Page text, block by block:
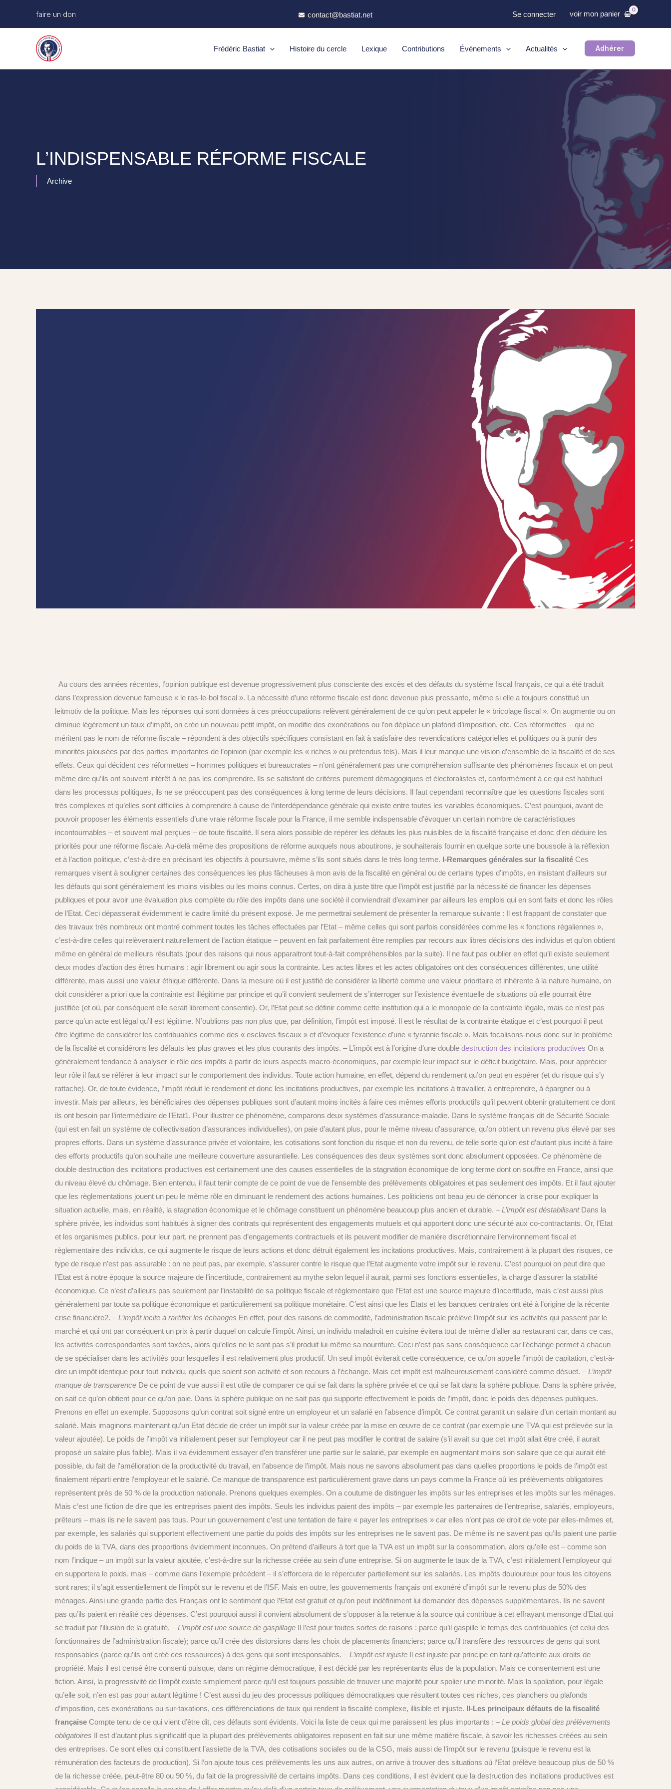
faire un don contact@bastiat.net Se connecter voir mon panier
Frédéric Bastiat Histoire du cercle Lexique Contributions Évènements Actualités Adhérer
L’INDISPENSABLE RÉFORME FISCALE
Archive
Au cours des années récentes, l’opinion publique est devenue progressivement plus consciente des excès et des défauts du système fiscal français, ce qui a été traduit
dans l’expression devenue fameuse « le ras-le-bol fiscal ». La nécessité d’une réforme fiscale est donc devenue plus pressante, même si elle a toujours constitué un
leitmotiv de la politique. Mais les réponses qui sont données à ces préoccupations relèvent généralement de ce qu’on peut appeler le « bricolage fiscal ». On augmente ou on
diminue légèrement un taux d’impôt, on crée un nouveau petit impôt, on modifie des exonérations ou l’on déplace un plafond d’imposition, etc. Ces réformettes – qui ne
méritent pas le nom de réforme fiscale – répondent à des objectifs spécifiques consistant en fait à satisfaire des revendications catégorielles et politiques ou à punir des
minorités jalousées par des parties importantes de l’opinion (par exemple les « riches » ou prétendus tels). Mais il leur manque une vision d’ensemble de la fiscalité et de ses
effets. Ceux qui décident ces réformettes – hommes politiques et bureaucrates – n’ont généralement pas une compréhension suffisante des phénomènes fiscaux et on peut
même dire qu’ils ont souvent intérêt à ne pas les comprendre. Ils se satisfont de critères purement démagogiques et électoralistes et, conformément à ce qui est habituel
dans les processus politiques, ils ne se préoccupent pas des conséquences à long terme de leurs décisions. Il faut cependant reconnaître que les questions fiscales sont
très complexes et qu’elles sont difficiles à comprendre à cause de l’interdépendance générale qui existe entre toutes les variables économiques. C’est pourquoi, avant de
pouvoir proposer les éléments essentiels d’une vraie réforme fiscale pour la France, il me semble indispensable d’évoquer un certain nombre de caractéristiques
incontournables – et souvent mal perçues – de toute fiscalité. Il sera alors possible de repérer les défauts les plus nuisibles de la fiscalité française et donc d’en déduire les
priorités pour une réforme fiscale. Au-delà même des propositions de réforme auxquels nous aboutirons, je souhaiterais fournir en quelque sorte une boussole à la réflexion
et à l’action politique, c’est-à-dire en précisant les objectifs à poursuivre, même s’ils sont situés dans le très long terme. I-Remarques générales sur la fiscalitéCes
remarques visent à souligner certaines des conséquences les plus fâcheuses à mon avis de la fiscalité en général ou de certains types d’impôts, en insistant d’ailleurs sur
les défauts qui sont généralement les moins visibles ou les moins connus. Certes, on dira à juste titre que l’impôt est justifié par la nécessité de financer les dépenses
publiques et pour avoir une évaluation plus complète du rôle des impôts dans une société il conviendrait d’examiner par ailleurs les emplois qui en sont faits et donc les rôles
de l’Etat. Ceci dépasserait évidemment le cadre limité du présent exposé. Je me permettrai seulement de présenter la remarque suivante : Il est frappant de constater que
des travaux très nombreux ont montré comment toutes les tâches effectuées par l’Etat – même celles qui sont parfois considérées comme les « fonctions régaliennes »,
c’est-à-dire celles qui relèveraient naturellement de l’action étatique – peuvent en fait parfaitement être remplies par recours aux libres décisions des individus et qu’on obtient
même en général de meilleurs résultats (pour des raisons qui nous apparaitront tout-à-fait compréhensibles par la suite). Il ne faut pas oublier en effet qu’il existe seulement
deux modes d’action des êtres humains : agir librement ou agir sous la contrainte. Les actes libres et les actes obligatoires ont des conséquences différentes, une utilité
différente, mais aussi une valeur éthique différente. Dans la mesure où il est justifié de considérer la liberté comme une valeur prioritaire et inhérente à la nature humaine, on
doit considérer a priori que la contrainte est illégitime par principe et qu’il convient seulement de s’interroger sur l’existence éventuelle de situations où elle pourrait être
justifiée (et où, par conséquent elle serait librement consentie). Or, l’Etat peut se définir comme cette institution qui a le monopole de la contrainte légale, mais ce n’est pas
parce qu’un acte est légal qu’il est légitime. N’oublions pas non plus que, par définition, l’impôt est imposé. Il est le résultat de la contrainte étatique et c’est pourquoi il peut
être légitime de considérer les contribuables comme des « esclaves fiscaux » et d’évoquer l’existence d’une « tyrannie fiscale ». Mais focalisons-nous donc sur le problème
de la fiscalité et considérons les défauts les plus graves et les plus courants des impôts. – L’impôt est à l’origine d’une double destruction des incitations productives On a
généralement tendance à analyser le rôle des impôts à partir de leurs aspects macro-économiques, par exemple leur impact sur le déficit budgétaire. Mais, pour apprécier
leur rôle il faut se référer à leur impact sur le comportement des individus. Toute action humaine, en effet, dépend du rendement qu’on peut en espérer (et du risque qui s’y
rattache). Or, de toute évidence, l’impôt réduit le rendement et donc les incitations productives, par exemple les incitations à travailler, à entreprendre, à épargner ou à
investir. Mais par ailleurs, les bénéficiaires des dépenses publiques sont d’autant moins incités à faire ces mêmes efforts productifs qu’il peuvent obtenir gratuitement ce dont
ils ont besoin par l’intermédiaire de l’Etat1. Pour illustrer ce phénomène, comparons deux systèmes d’assurance-maladie. Dans le système français dit de Sécurité Sociale
(qui est en fait un système de collectivisation d’assurances individuelles), on paie d’autant plus, pour le même niveau d’assurance, qu’on obtient un revenu plus élevé par ses
propres efforts. Dans un système d’assurance privée et volontaire, les cotisations sont fonction du risque et non du revenu, de telle sorte qu’on est d’autant plus incité à faire
des efforts productifs qu’on souhaite une meilleure couverture assurantielle. Les conséquences des deux systèmes sont donc absolument opposées. Ce phénomène de
double destruction des incitations productives est certainement une des causes essentielles de la stagnation économique de long terme dont on souffre en France, ainsi que
du niveau élevé du chômage. Bien entendu, il faut tenir compte de ce point de vue de l’ensemble des prélèvements obligatoires et pas seulement des impôts. Et il faut ajouter
que les règlementations jouent un peu le même rôle en diminuant le rendement des actions humaines. Les politiciens ont beau jeu de dénoncer la crise pour expliquer la
situation actuelle, mais, en réalité, la stagnation économique et le chômage constituent un phénomène beaucoup plus ancien et durable. – L’impôt est déstabilisantDans la
sphère privée, les individus sont habitués à signer des contrats qui représentent des engagements mutuels et qui apportent donc une sécurité aux co-contractants. Or, l’Etat
et les organismes publics, pour leur part, ne prennent pas d’engagements contractuels et ils peuvent modifier de manière discrétionnaire l’environnement fiscal et
règlementaire des individus, ce qui augmente le risque de leurs actions et donc détruit également les incitations productives. Mais, contrairement à la plupart des risques, ce
type de risque n’est pas assurable : on ne peut pas, par exemple, s’assurer contre le risque que l’Etat augmente votre impôt sur le revenu. C’est pourquoi on peut dire que
l’Etat est à notre époque la source majeure de l’incertitude, contrairement au mythe selon lequel il aurait, parmi ses fonctions essentielles, la charge d’assurer la stabilité
économique. Ce n’est d’ailleurs pas seulement par l’instabilité de sa politique fiscale et règlementaire que l’Etat est une source majeure d’incertitude, mais c’est aussi plus
généralement par toute sa politique économique et particulièrement sa politique monétaire. C’est ainsi que les Etats et les banques centrales ont été à l’origine de la récente
crise financière2. – L’impôt incite à raréfier les échanges En effet, pour des raisons de commodité, l’administration fiscale prélève l’impôt sur les activités qui passent par le
marché et qui ont par conséquent un prix à partir duquel on calcule l’impôt. Ainsi, un individu maladroit en cuisine évitera tout de même d’aller au restaurant car, dans ce cas,
les activités correspondantes sont taxées, alors qu’elles ne le sont pas s’il produit lui-même sa nourriture. Ceci n’est pas sans conséquence car l’échange permet à chacun
de se spécialiser dans les activités pour lesquelles il est relativement plus productif. Un seul impôt éviterait cette conséquence, ce qu’on appelle l’impôt de capitation, c’est-à-
dire un impôt identique pour tout individu, quels que soient son activité et son recours à l’échange. Mais cet impôt est malheureusement considéré comme désuet. – L’impôt
manque de transparenceDe ce point de vue aussi il est utile de comparer ce qui se fait dans la sphère privée et ce qui se fait dans la sphère publique. Dans la sphère privée,
on sait ce qu’on obtient pour ce qu’on paie. Dans la sphère publique on ne sait pas qui supporte effectivement le poids de l’impôt, donc le poids des dépenses publiques.
Prenons en effet un exemple. Supposons qu’un contrat soit signé entre un employeur et un salarié en l’absence d’impôt. Ce contrat garantit un salaire d’un certain montant au
salarié. Mais imaginons maintenant qu’un Etat décide de créer un impôt sur la valeur créée par la mise en œuvre de ce contrat (par exemple une TVA qui est prélevée sur la
valeur ajoutée). Le poids de l’impôt va initialement peser sur l’employeur car il ne peut pas modifier le contrat de salaire (s’il avait su que cet impôt allait être créé, il aurait
proposé un salaire plus faible). Mais il va évidemment essayer d’en transférer une partie sur le salarié, par exemple en augmentant moins son salaire que ce qui aurait été
possible, du fait de l’amélioration de la productivité du travail, en l’absence de l’impôt. Mais nous ne savons absolument pas dans quelles proportions le poids de l’impôt est
finalement réparti entre l’employeur et le salarié. Ce manque de transparence est particulièrement grave dans un pays comme la France oû les prélèvements obligatoires
représentent près de 50 % de la production nationale. Prenons quelques exemples. On a coutume de distinguer les impôts sur les entreprises et les impôts sur les ménages.
Mais c’est une fiction de dire que les entreprises paient des impôts. Seuls les individus paient des impôts – par exemple les partenaires de l’entreprise, salariés, employeurs,
prêteurs – mais ils ne le savent pas tous. Pour un gouvernement c’est une tentation de faire « payer les entreprises » car elles n’ont pas de droit de vote par elles-mêmes et,
par exemple, les salariés qui supportent effectivement une partie du poids des impôts sur les entreprises ne le savent pas. De même ils ne savent pas qu’ils paient une partie
du poids de la TVA, dans des proportions évidemment inconnues. On prétend d’ailleurs à tort que la TVA est un impôt sur la consommation, alors qu’elle est – comme son
nom l’indique – un impôt sur la valeur ajoutée, c’est-à-dire sur la richesse créée au sein d’une entreprise. Si on augmente le taux de la TVA, c’est initialement l’employeur qui
en supportera le poids, mais – comme dans l’exemple précédent – il s’efforcera de le répercuter partiellement sur les salariés. Les impôts douloureux pour tous les citoyens
sont rares; il s’agit essentiellement de l’impôt sur le revenu et de l’ISF. Mais en outre, les gouvernements français ont exonéré d’impôt sur le revenu plus de 50% des
ménages. Ainsi une grande partie des Français ont le sentiment que l’Etat est gratuit et qu’on peut indéfiniment lui demander des dépenses supplémentaires. Ils ne savent
pas qu’ils paient en réalité ces dépenses. C’est pourquoi aussi il convient absolument de s’opposer à la retenue à la source qui contribue à cet effrayant mensonge d’Etat qui
se traduit par l’illusion de la gratuité. – L’impôt est une source de gaspillageIl l’est pour toutes sortes de raisons : parce qu’il gaspille le temps des contribuables (et celui des
fonctionnaires de l’administration fiscale); parce qu’il crée des distorsions dans les choix de placements financiers; parce qu’il transfère des ressources de gens qui sont
responsables (parce qu’ils ont créé ces ressources) à des gens qui sont irresponsables. –L’impôt est injusteIl est injuste par principe en tant qu’atteinte aux droits de
propriété. Mais il est censé être consenti puisque, dans un régime démocratique, il est décidé par les représentants élus de la population. Mais ce consentement est une
fiction. Ainsi, la progressivité de l’impôt existe simplement parce qu’il est toujours possible de trouver une majorité pour spolier une minorité. Mais la spoliation, pour légale
qu’elle soit, n’en est pas pour autant légitime ! C’est aussi du jeu des processus politiques démocratiques que résultent toutes ces niches, ces planchers ou plafonds
d’imposition, ces exonérations ou sur-taxations, ces différenciations de taux qui rendent la fiscalité complexe, illisible et injuste. II-Les principaux défauts de la fiscalité
françaiseCompte tenu de ce qui vient d’être dit, ces défauts sont évidents. Voici la liste de ceux qui me paraissent les plus importants : – Le poids global des prélèvements
obligatoires Il est d’autant plus significatif que la plupart des prélèvements obligatoires reposent en fait sur une même matière fiscale, à savoir les richesses créées au sein
des entreprises. Ce sont elles qui constituent l’assiette de la TVA, des cotisations sociales ou de la CSG, mais aussi de l’impôt sur le revenu (puisque le revenu est la
rémunération des facteurs de production). Si l’on ajoute tous ces prélèvements les uns aux autres, on arrive à trouver des situations où l’Etat prélève beaucoup plus de 50 %
de la richesse créée, peut-être 80 ou 90 %, du fait de la progressivité de certains impôts. Dans ces conditions, il est évident que la destruction des incitations productives est